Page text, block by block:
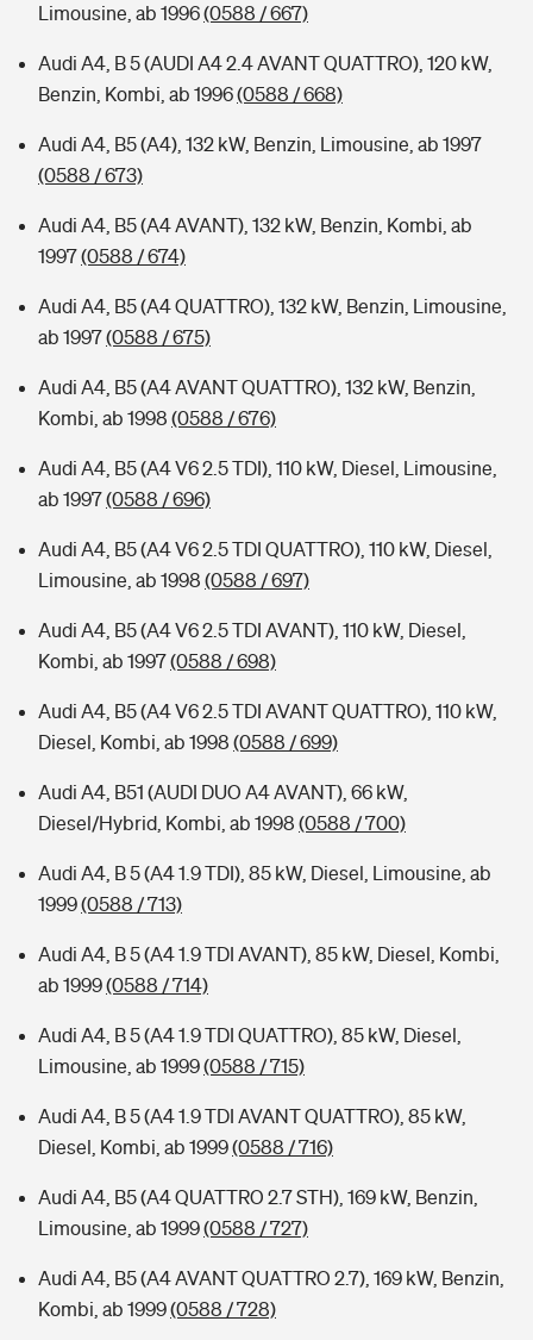
Limousine, ab 1996(0588 / 667)
Audi A4, B 5 (AUDI A4 2.4 AVANT QUATTRO), 120 kW,
Benzin, Kombi, ab 1996(0588 / 668)
Audi A4, B5 (A4), 132 kW, Benzin, Limousine, ab 1997
(0588 / 673)
Audi A4, B5 (A4 AVANT), 132 kW, Benzin, Kombi, ab
1997(0588 / 674)
Audi A4, B5 (A4 QUATTRO), 132 kW, Benzin, Limousine,
ab 1997(0588 / 675)
Audi A4, B5 (A4 AVANT QUATTRO), 132 kW, Benzin,
Kombi, ab 1998 (0588 / 676)
Audi A4, B5 (A4 V6 2.5 TDI), 110 kW, Diesel, Limousine,
ab 1997(0588 / 696)
Audi A4, B5 (A4 V6 2.5 TDI QUATTRO), 110 kW, Diesel,
Limousine, ab 1998 (0588 / 697)
Audi A4, B5 (A4 V6 2.5 TDI AVANT), 110 kW, Diesel,
Kombi, ab 1997(0588 / 698)
Audi A4, B5 (A4 V6 2.5 TDI AVANT QUATTRO), 110 kW,
Diesel, Kombi, ab 1998 (0588 / 699)
Audi A4, B51 (AUDI DUO A4 AVANT), 66 kW,
Diesel/Hybrid, Kombi, ab 1998 (0588 / 700)
Audi A4, B 5 (A4 1.9 TDI), 85 kW, Diesel, Limousine, ab
1999(0588 / 713)
Audi A4, B 5 (A4 1.9 TDI AVANT), 85 kW, Diesel, Kombi,
ab 1999(0588 / 714)
Audi A4, B 5 (A4 1.9 TDI QUATTRO), 85 kW, Diesel,
Limousine, ab 1999(0588 / 715)
Audi A4, B 5 (A4 1.9 TDI AVANT QUATTRO), 85 kW,
Diesel, Kombi, ab 1999(0588 / 716)
Audi A4, B5 (A4 QUATTRO 2.7 STH), 169 kW, Benzin,
Limousine, ab 1999(0588 / 727)
Audi A4, B5 (A4 AVANT QUATTRO 2.7), 169 kW, Benzin,
Kombi, ab 1999(0588 / 728)